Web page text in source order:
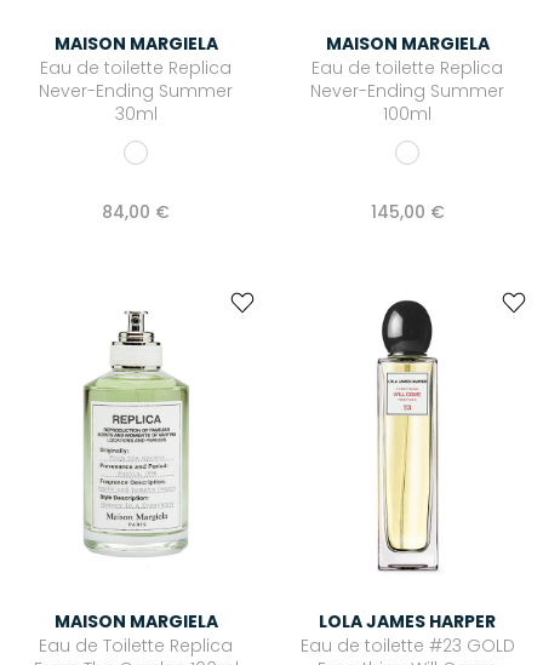
VERNIS À ONGLES
MAISON MARGIELA
Eau de toilette Replica
Never-Ending Summer
30ml
84,00 €
MAISON MARGIELA
Eau de toilette Replica
Never-Ending Summer
100ml
145,00 €
MAISON MARGIELA
Eau de Toilette Replica
LOLA JAMES HARPER
Eau de toilette #23 GOLD